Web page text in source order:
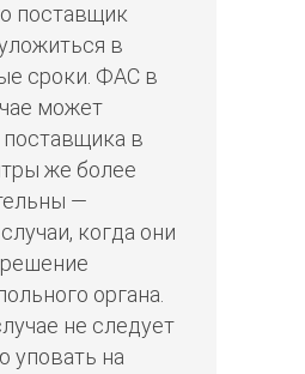
поставщик
в
сроки. ФАС в
может
в
же более
—
когда они
органа.
не следует
уповать на